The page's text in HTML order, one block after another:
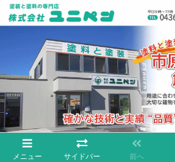
メニュー サイドバー 前へ